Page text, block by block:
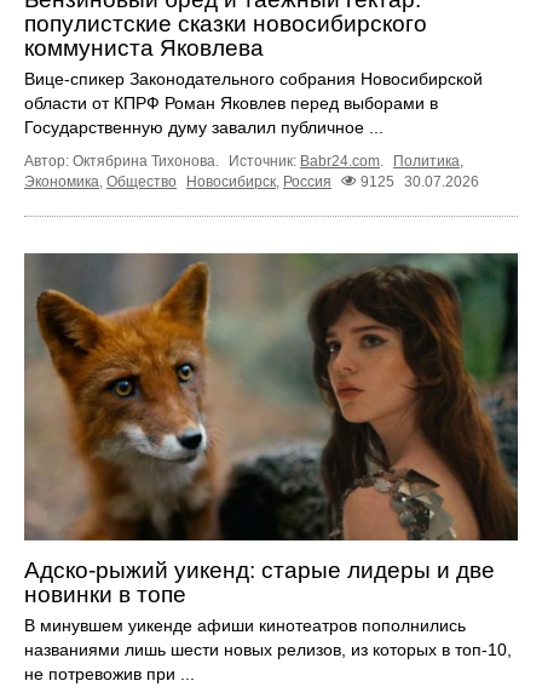
популистские сказки новосибирского
коммуниста Яковлева
Вице-спикер Законодательного собрания Новосибирской
области от КПРФ Роман Яковлев перед выборами в
Государственную думу завалил публичное ...
Автор: Октябрина Тихонова. Источник: Babr24.com. Политика,
Экономика, Общество Новосибирск, Россия 9125 30.07.2026
Адско-рыжий уикенд: старые лидеры и две
новинки в топе
В минувшем уикенде афиши кинотеатров пополнились
названиями лишь шести новых релизов, из которых в топ‑10,
не потревожив при ...